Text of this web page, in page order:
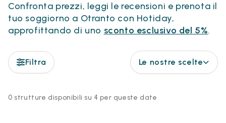
Confronta prezzi, leggi le recensioni e prenota il
tuo soggiorno a Otranto con Hotiday,
approfittando di uno sconto esclusivo del 5%.
Filtra Le nostre scelte
0 strutture disponibili su 4 per queste date